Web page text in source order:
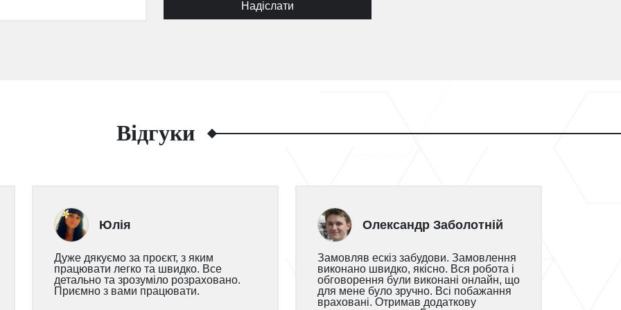
Надіслати
Відгуки
Юлія
Дуже дякуємо за проєкт, з яким
працювати легко та швидко. Все
детально та зрозуміло розраховано.
Приємно з вами працювати.
Олександр Заболотній
Замовляв ескіз забудови. Замовлення
виконано швидко, якісно. Вся робота і
обговорення були виконані онлайн, що
для мене було зручно. Всі побажання
враховані. Отримав додаткову